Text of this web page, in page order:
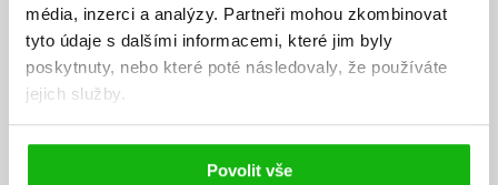
média, inzerci a analýzy. Partneři mohou zkombinovat
tyto údaje s dalšími informacemi, které jim byly
poskytnuty, nebo které poté následovaly, že používáte
jejich služby.
Povolit vše
V současné době nejsou vytvořena žádná uživatelská hodnocení.
Vaše hodnocení
Uživatelskou recenzi mohou vkládat pouze registrovaní uživatelé